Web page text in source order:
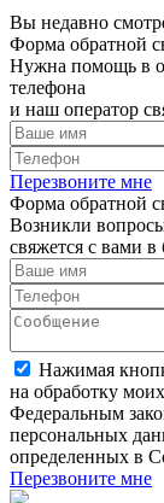
Вы недавно
Форма обратной
Нужна помощь в
телефона
и наш оператор
Перезвоните мне
Форма обратной
Возникли
свяжется с вами
Нажимая
на обработку
Федеральным
персональных
определенных в
Перезвоните мне